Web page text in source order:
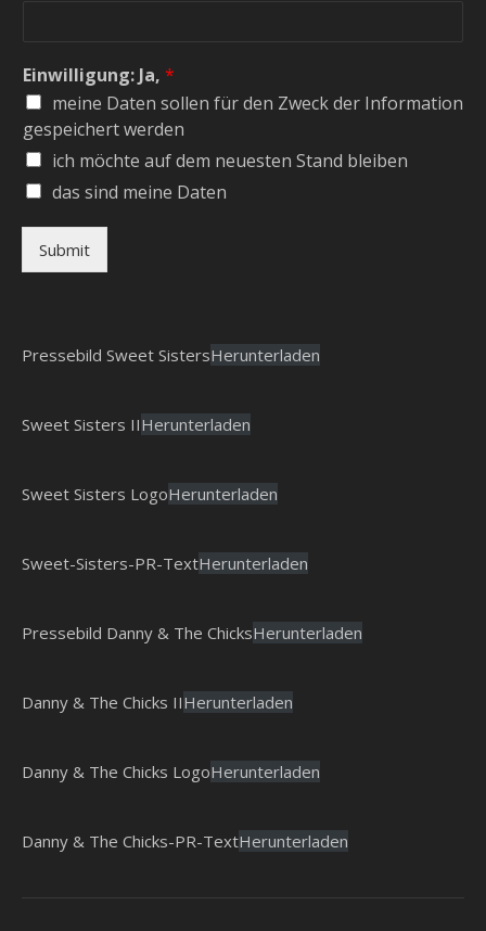
Einwilligung: Ja, *
meine Daten sollen für den Zweck der Information
gespeichert werden
ich möchte auf dem neuesten Stand bleiben
das sind meine Daten
Submit
Pressebild Sweet SistersHerunterladen
Sweet Sisters IIHerunterladen
Sweet Sisters LogoHerunterladen
Sweet-Sisters-PR-TextHerunterladen
Pressebild Danny & The ChicksHerunterladen
Danny & The Chicks IIHerunterladen
Danny & The Chicks LogoHerunterladen
Danny & The Chicks-PR-TextHerunterladen